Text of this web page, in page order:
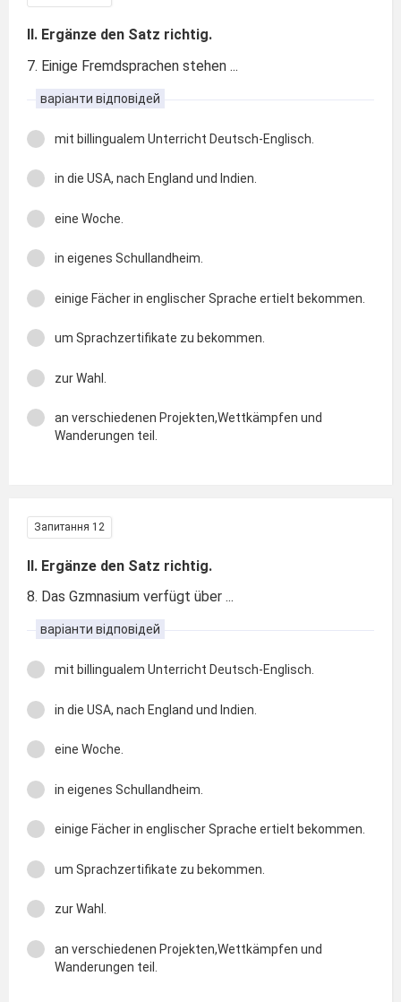
II. Ergänze den Satz richtig.
7. Einige Fremdsprachen stehen ...
варіанти відповідей
mit billingualem Unterricht Deutsch-Englisch.
in die USA, nach England und Indien.
eine Woche.
in eigenes Schullandheim.
einige Fächer in englischer Sprache ertielt bekommen.
um Sprachzertifikate zu bekommen.
zur Wahl.
an verschiedenen Projekten,Wettkämpfen und
Wanderungen teil.
Запитання 12
II. Ergänze den Satz richtig.
8. Das Gzmnasium verfügt über ...
варіанти відповідей
mit billingualem Unterricht Deutsch-Englisch.
in die USA, nach England und Indien.
eine Woche.
in eigenes Schullandheim.
einige Fächer in englischer Sprache ertielt bekommen.
um Sprachzertifikate zu bekommen.
zur Wahl.
an verschiedenen Projekten,Wettkämpfen und
Wanderungen teil.